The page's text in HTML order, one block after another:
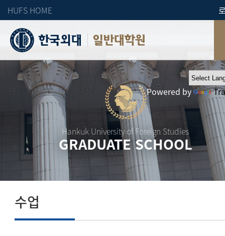
HUFS HOME
일반대학원
Hankuk University of Foreign Studies
GRADUATE SCHOOL
Powered by
수업